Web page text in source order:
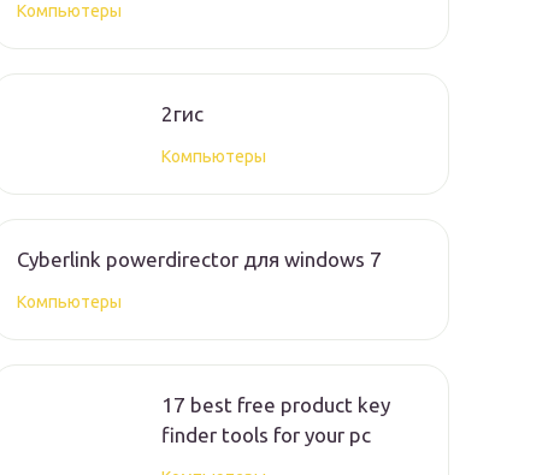
Компьютеры
2гис
Компьютеры
Cyberlink powerdirector для windows 7
Компьютеры
17 best free product key
finder tools for your pc